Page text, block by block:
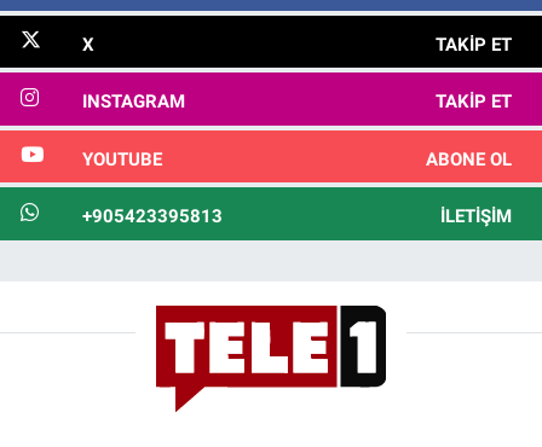
X TAKIP ET
INSTAGRAM TAKIP ET
YOUTUBE ABONE OL
+905423395813 İLETIŞIM